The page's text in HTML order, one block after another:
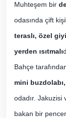
Muhteşem bir
odasında çift
teraslı, özel
yerden ısıtmalı
Bahçe
mini
odadır. Jakuzisi
bakan bir